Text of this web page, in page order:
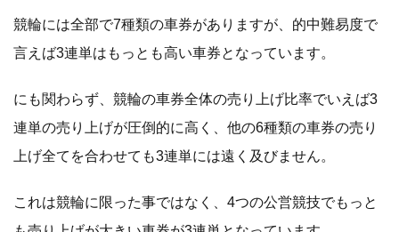
競輪には全部で7種類の車券がありますが、的中難易度で
言えば3連単はもっとも高い車券となっています。
にも関わらず、競輪の車券全体の売り上げ比率でいえば3
連単の売り上げが圧倒的に高く、他の6種類の車券の売り
上げ全てを合わせても3連単には遠く及びません。
これは競輪に限った事ではなく、4つの公営競技でもっと